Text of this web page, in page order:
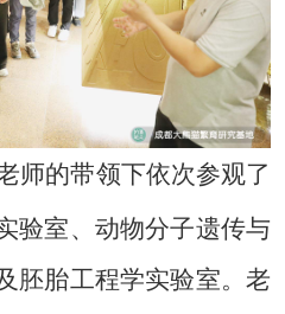
师的带领下依次参观了
验室、动物分子遗传与
胚胎工程学实验室。老